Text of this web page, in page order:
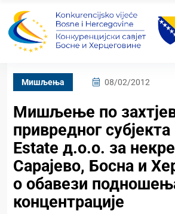
Mишљења 08/02/2012
Мишљење по
привредног субјекта
Estate д.о.о. за
Сарајево, Босна и
о обавези
концентрације